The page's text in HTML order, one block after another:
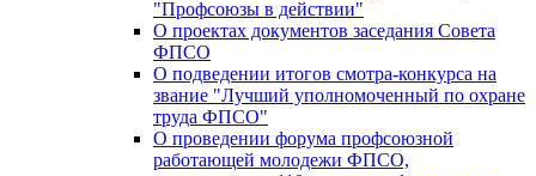
"Профсоюзы в действии"
О проектах документов заседания Совета
ФПСО
О подведении итогов смотра-конкурса на
звание "Лучший уполномоченный по охране
труда ФПСО"
О проведении форума профсоюзной
работающей молодежи ФПСО,